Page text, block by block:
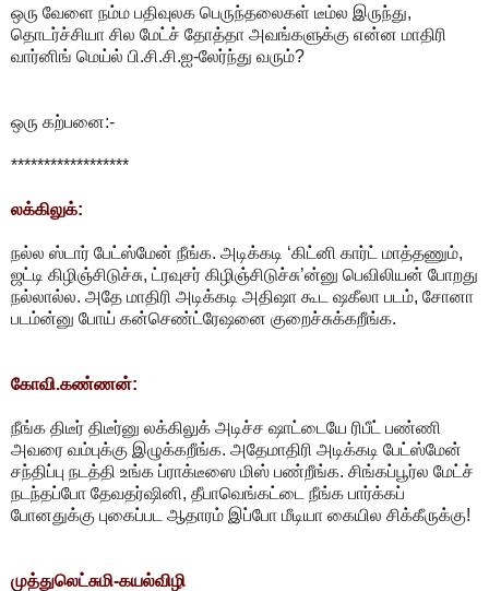
ஒரு வேளை நம்ம பதிவுலக பெருந்தலைகள் டீம்ல இருந்து,
தொடர்ச்சியா சில மேட்ச் தோத்தா அவங்களுக்கு என்ன மாதிரி
வார்னிங் மெய்ல் பி.சி.சி.ஐ-லேர்ந்து வரும்?
ஒரு கற்பனை:-
******************
லக்கிலுக்:
நல்ல ஸ்டார் பேட்ஸ்மேன் நீங்க. அடிக்கடி ‘கிட்னி கார்ட் மாத்தணும்,
ஜட்டி கிழிஞ்சிடுச்சு, ட்ரவுசர் கிழிஞ்சிடுச்சு’ன்னு பெவிலியன் போறது
நல்லால்ல. அதே மாதிரி அடிக்கடி அதிஷா கூட ஷகீலா படம், சோனா
படம்ன்னு போய் கன்செண்ட்ரேஷனை குறைச்சுக்கறீங்க.
கோவி.கண்ணன்:
நீங்க திடீர் திடீர்னு லக்கிலுக் அடிச்ச ஷாட்டையே ரிபீட் பண்ணி
அவரை வம்புக்கு இழுக்கறீங்க. அதேமாதிரி அடிக்கடி பேட்ஸ்மேன்
சந்திப்பு நடத்தி உங்க ப்ராக்டீஸை மிஸ் பண்றீங்க. சிங்கப்பூர்ல மேட்ச்
நடந்தப்போ தேவதர்ஷினி, தீபாவெங்கட்டை நீங்க பார்க்கப்
போனதுக்கு புகைப்பட ஆதாரம் இப்போ மீடியா கையில சிக்கீருக்கு!
முத்துலெட்சுமி-கயல்விழி